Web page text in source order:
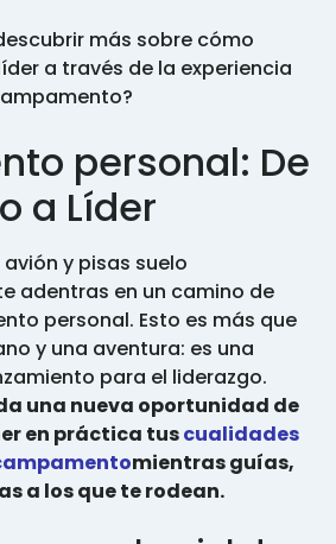
más sobre cómo
a través de la experiencia
personal: De
a Líder
y pisas suelo
adentras en un camino de
personal. Esto es más que
y una aventura: es una
para el liderazgo.
una nueva oportunidad de
en práctica tuscualidades
mientras guías,
a los que te rodean.